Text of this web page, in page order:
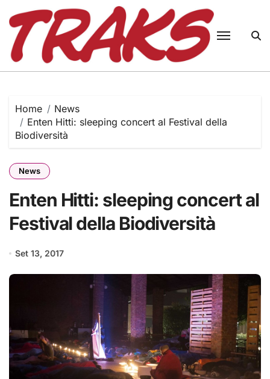
content
Home
News
Enten Hitti: sleeping concert al Festival della
Biodiversità
News
Enten Hitti: sleeping concert al
Festival della Biodiversità
Set 13, 2017